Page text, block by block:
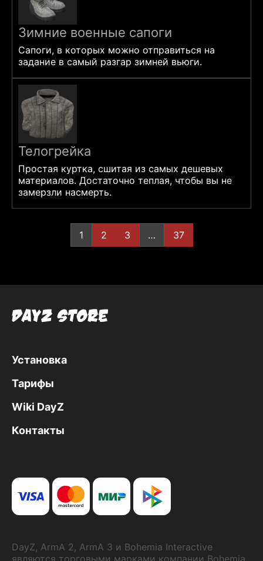
Зимние военные сапоги
Сапоги, в которых можно отправиться на
задание в самый разгар зимней вьюги.
Телогрейка
Простая куртка, сшитая из самых дешевых
материалов. Достаточно теплая, чтобы вы не
замерзли насмерть.
Пагинация
записей
1 2 3 … 37
Установка
Тарифы
Wiki DayZ
Контакты
DayZ, ArmA 2, ArmA 3 и Bohemia Interactive
являются торговыми марками компании Bohemia